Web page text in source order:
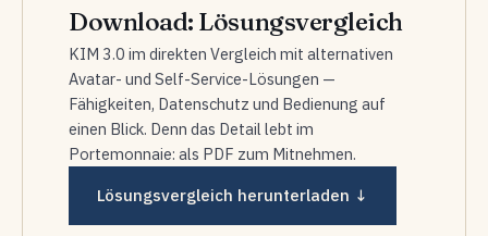
Download: Lösungsvergleich
KIM 3.0 im direkten Vergleich mit alternativen
Avatar- und Self-Service-Lösungen —
Fähigkeiten, Datenschutz und Bedienung auf
einen Blick. Denn das Detail lebt im
Portemonnaie: als PDF zum Mitnehmen.
Lösungsvergleich herunterladen ↓